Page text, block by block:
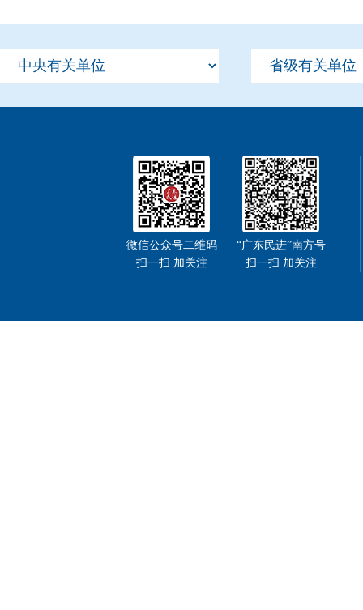
“广东民进”南方号
扫一扫 加关注
微信公众号二维码
扫一扫 加关注